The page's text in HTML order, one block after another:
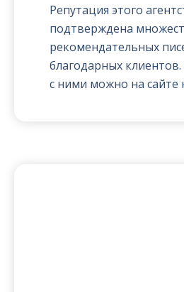
Репутация этого
подтверждена
рекомендательных
благодарных
с ними можно на сайте